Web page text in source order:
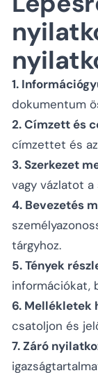
1.
dokumentum
2. Címzett és
címzettet és
3. Szerkezet
vagy vázlatot a
4. Bevezetés
tárgyhoz.
5. Tények
információkat,
6. Mellékletek
csatoljon és
7. Záró